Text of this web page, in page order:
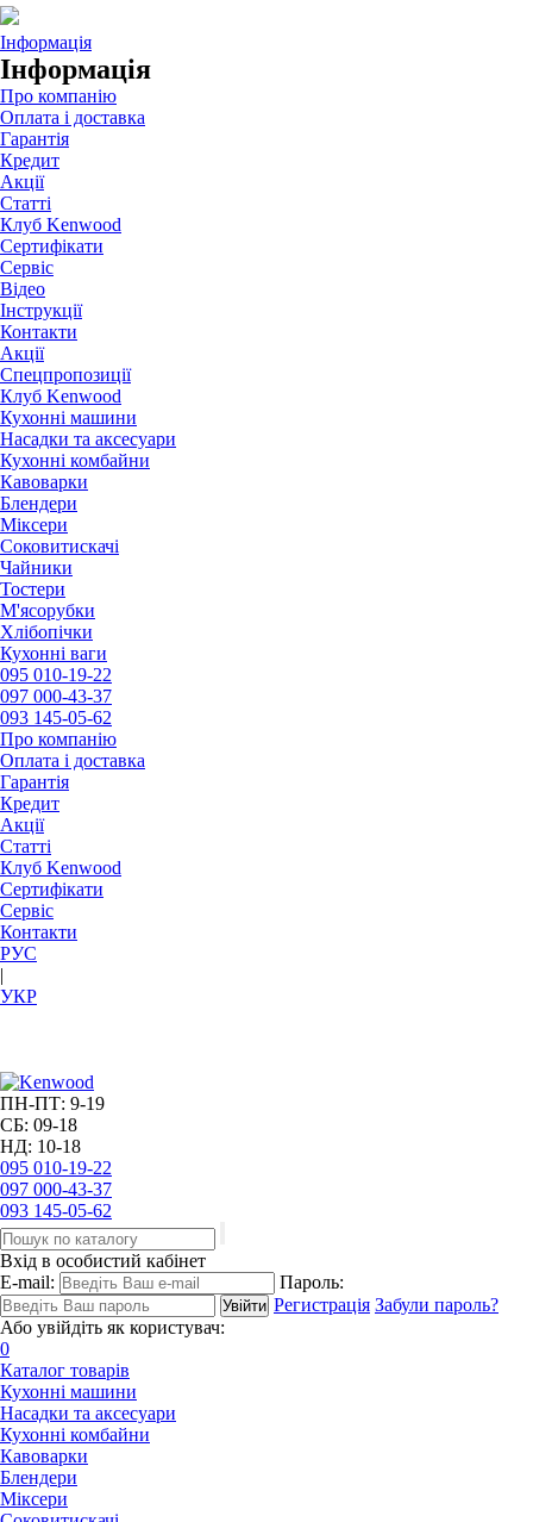
Інформація
Інформація
Про компанію
Оплата і доставка
Гарантія
Кредит
Акції
Статті
Клуб Kenwood
Сертифікати
Сервіс
Відео
Інструкції
Контакти
Акції
Спецпропозиції
Клуб Kenwood
Кухонні машини
Насадки та аксесуари
Кухонні комбайни
Кавоварки
Блендери
Міксери
Соковитискачі
Чайники
Тостери
М'ясорубки
Хлібопічки
Кухонні ваги
095 010-19-22
097 000-43-37
093 145-05-62
Про компанію
Оплата і доставка
Гарантія
Кредит
Акції
Статті
Клуб Kenwood
Сертифікати
Сервіс
Контакти
РУC
|
УКР
ПН-ПТ: 9-19
СБ: 09-18
НД: 10-18
095 010-19-22
097 000-43-37
093 145-05-62
Вхід в особистий кабінет
E-mail:
Пароль:
Регистрація Забули пароль?
Або увійдіть як користувач:
0
Каталог товарів
Кухонні машини
Насадки та аксесуари
Кухонні комбайни
Кавоварки
Блендери
Міксери